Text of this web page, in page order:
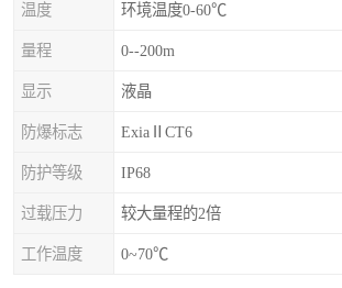
温度 环境温度0-60℃
量程 0--200m
显示 液晶
防爆标志 ExiaⅡCT6
防护等级 IP68
过载压力 较大量程的2倍
工作温度 0~70℃